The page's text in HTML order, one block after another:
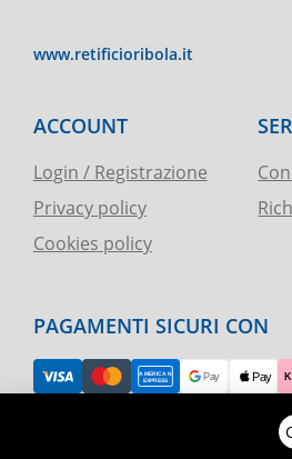
www.retificioribola.it
ACCOUNT
Login / Registrazione
Privacy policy
Cookies policy
PAGAMENTI SICURI CON